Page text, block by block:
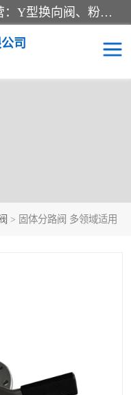
永嘉宣久机械科技有限公司主营：Y型换向阀、粉体换向阀、板式换向阀、三通换向阀、三通换向器、三通分路阀、管路换向阀等产品及服务。
司
> 固体分路阀 多领域适用